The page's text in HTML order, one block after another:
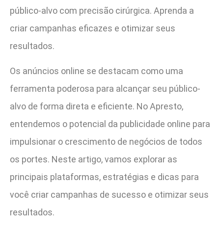
público-alvo com precisão cirúrgica. Aprenda a
criar campanhas eficazes e otimizar seus
resultados.
Os anúncios online se destacam como uma
ferramenta poderosa para alcançar seu público-
alvo de forma direta e eficiente. No Apresto,
entendemos o potencial da publicidade online para
impulsionar o crescimento de negócios de todos
os portes. Neste artigo, vamos explorar as
principais plataformas, estratégias e dicas para
você criar campanhas de sucesso e otimizar seus
resultados.